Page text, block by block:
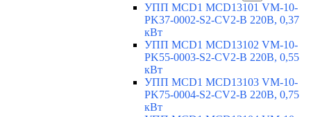
УПП MCD1 MCD13101 VM-10-
PK37-0002-S2-CV2-B 220В, 0,37
кВт
УПП MCD1 MCD13102 VM-10-
PK55-0003-S2-CV2-B 220В, 0,55
кВт
УПП MCD1 MCD13103 VM-10-
PK75-0004-S2-CV2-B 220В, 0,75
кВт